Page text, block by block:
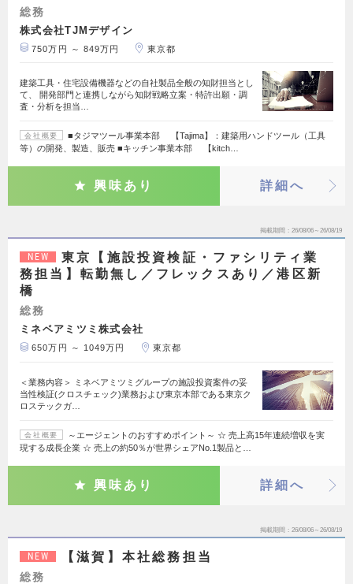
総務
株式会社TJMデザイン
750万円 ～ 849万円 東京都
建築工具・住宅設備機器などの自社製品全般の知財担当とし
て、 開発部門と連携しながら知財戦略立案・特許出願・調
査・分析を担当…
会社概要
■タジマツール事業本部 【Tajima】：建築用ハンドツール（工具
等）の開発、製造、販売 ■キッチン事業本部 【kitch…
興味あり 詳細へ
掲載期間 26/08/06～26/08/19
NEW
東京【施設投資検証・ファシリティ業
務担当】転勤無し／フレックスあり／港区新
橋
総務
ミネベアミツミ株式会社
650万円 ～ 1049万円 東京都
＜業務内容＞ ミネベアミツミグループの施設投資案件の妥
当性検証(クロスチェック)業務および東京本部である東京ク
ロステックガ…
会社概要
～エージェントのおすすめポイント～ ☆ 売上高15年連続増収を実
現する成長企業 ☆ 売上の約50％が世界シェアNo.1製品と…
興味あり 詳細へ
掲載期間 26/08/06～26/08/19
NEW 【滋賀】本社総務担当
総務